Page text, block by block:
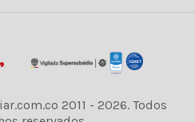
2011 - 2026. Todos